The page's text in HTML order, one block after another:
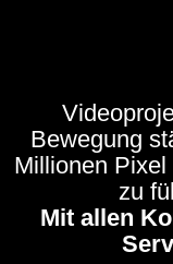
Bewegung
Millionen
zu
Mit allen